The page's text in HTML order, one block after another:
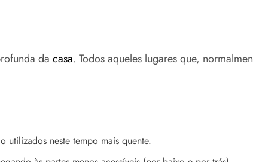
da casa. Todos aqueles lugares que,
utilizados neste tempo mais quente.